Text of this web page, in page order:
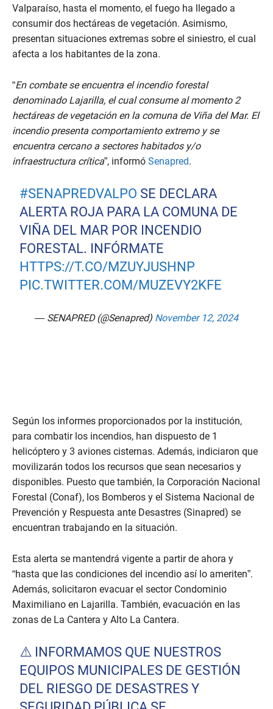
Valparaíso, hasta el momento, el fuego ha llegado a
consumir dos hectáreas de vegetación. Asimismo,
presentan situaciones extremas sobre el siniestro, el cual
afecta a los habitantes de la zona.
“En combate se encuentra el incendio forestal
denominado Lajarilla, el cual consume al momento 2
hectáreas de vegetación en la comuna de Viña del Mar. El
incendio presenta comportamiento extremo y se
encuentra cercano a sectores habitados y/o
infraestructura crítica”, informó Senapred.
#SENAPREDVALPO SE DECLARA
ALERTA ROJA PARA LA COMUNA DE
VIÑA DEL MAR POR INCENDIO
FORESTAL. INFÓRMATE
HTTPS://T.CO/MZUYJUSHNP
PIC.TWITTER.COM/MUZEVY2KFE
— SENAPRED (@Senapred) November 12, 2024
Según los informes proporcionados por la institución,
para combatir los incendios, han dispuesto de 1
helicóptero y 3 aviones cisternas. Además, indiciaron que
movilizarán todos los recursos que sean necesarios y
disponibles. Puesto que también, la Corporación Nacional
Forestal (Conaf), los Bomberos y el Sistema Nacional de
Prevención y Respuesta ante Desastres (Sinapred) se
encuentran trabajando en la situación.
Esta alerta se mantendrá vigente a partir de ahora y
“hasta que las condiciones del incendio así lo ameriten”.
Además, solicitaron evacuar el sector Condominio
Maximiliano en Lajarilla. También, evacuación en las
zonas de La Cantera y Alto La Cantera.
⚠️ INFORMAMOS QUE NUESTROS
EQUIPOS MUNICIPALES DE GESTIÓN
DEL RIESGO DE DESASTRES Y